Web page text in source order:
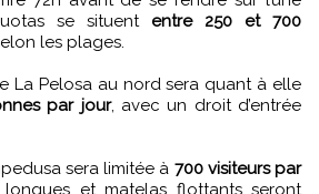
se situent entre 250 et 700
les plages.
La Pelosa au nord sera quant à elle
par jour, avec un droit d’entrée
sera limitée à 700 visiteurs par
et matelas flottants seront